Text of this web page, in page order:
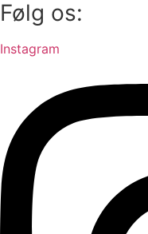
Følg os:
Instagram